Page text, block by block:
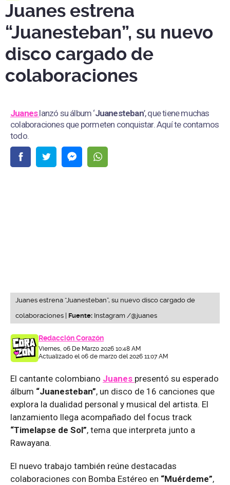
Juanes estrena
“Juanesteban”, su nuevo
disco cargado de
colaboraciones
Juaneslanzó su álbum ‘Juanesteban’, que tiene muchas
colaboraciones que pormeten conquistar. Aquí te contamos
todo.
Juanes estrena “Juanesteban”, su nuevo disco cargado de
colaboraciones | Fuente: Instagram /@juanes
Redacción Corazón
Viernes, 06 De Marzo 2026 10:48 AM
Actualizado el 06 de marzo del 2026 11:07 AM
El cantante colombiano Juanes presentó su esperado
álbum “Juanesteban”, un disco de 16 canciones que
explora la dualidad personal y musical del artista. El
lanzamiento llega acompañado del focus track
“Timelapse de Sol”, tema que interpreta junto a
Rawayana.
El nuevo trabajo también reúne destacadas
colaboraciones con Bomba Estéreo en “Muérdeme”,